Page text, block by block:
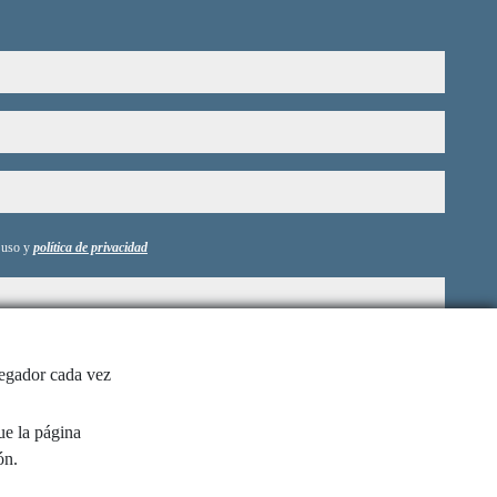
y política de privacidad
cada vez
la página